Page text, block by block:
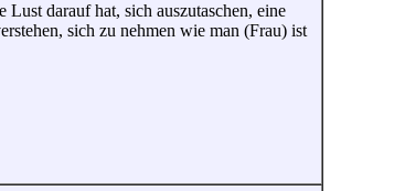
darauf hat, sich auszutaschen, eine
sich zu nehmen wie man (Frau) ist